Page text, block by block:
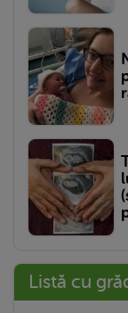
Listă cu